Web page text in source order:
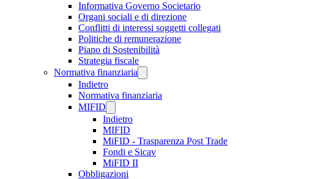
Informativa Governo Societario
Organi sociali e di direzione
Conflitti di interessi soggetti collegati
Politiche di remunerazione
Piano di Sostenibilità
Strategia fiscale
Normativa finanziaria
Indietro
Normativa finanziaria
MIFID
Indietro
MIFID
MiFID - Trasparenza Post Trade
Fondi e Sicav
MiFID II
Obbligazioni